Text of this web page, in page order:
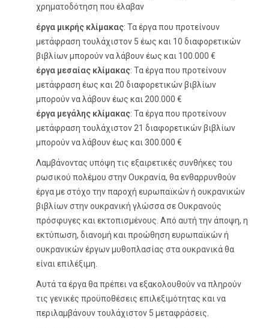
χρηματοδότηση που έλαβαν
έργα μικρής κλίμακας: Τα έργα που προτείνουν
μετάφραση τουλάχιστον 5 έως και 10 διαφορετικών
βιβλίων μπορούν να λάβουν έως και 100.000 €
έργα μεσαίας κλίμακας: Τα έργα που προτείνουν
μετάφραση έως και 20 διαφορετικών βιβλίων
μπορούν να λάβουν έως και 200.000 €
έργα μεγάλης κλίμακας: Τα έργα που προτείνουν
μετάφραση τουλάχιστον 21 διαφορετικών βιβλίων
μπορούν να λάβουν έως και 300.000 €
Λαμβάνοντας υπόψη τις εξαιρετικές συνθήκες του
ρωσικού πολέμου στην Ουκρανία, θα ενθαρρυνθούν
έργα με στόχο την παροχή ευρωπαϊκών ή ουκρανικών
βιβλίων στην ουκρανική γλώσσα σε Ουκρανούς
πρόσφυγες και εκτοπισμένους. Από αυτή την άποψη, η
εκτύπωση, διανομή και προώθηση ευρωπαϊκών ή
ουκρανικών έργων μυθοπλασίας στα ουκρανικά θα
είναι επιλέξιμη.
Αυτά τα έργα θα πρέπει να εξακολουθούν να πληρούν
τις γενικές προϋποθέσεις επιλεξιμότητας και να
περιλαμβάνουν τουλάχιστον 5 μεταφράσεις.